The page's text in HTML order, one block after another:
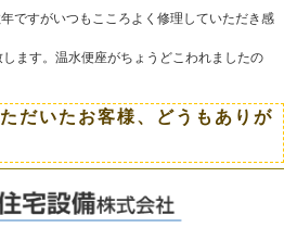
ですがいつもこころよく修理していただき感
す。温水便座がちょうどこわれましたの
だいたお客様、どうもありが